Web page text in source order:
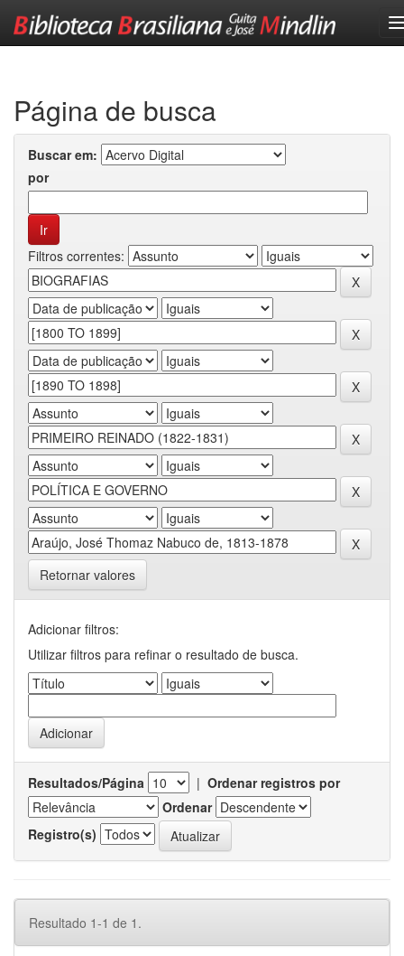
Página de busca
Buscar em:
por
Filtros correntes:
Retornar valores
Adicionar filtros:
Utilizar filtros para refinar o resultado de busca.
Resultados/Página | Ordenar registros por
Ordenar
Registro(s)
Resultado 1-1 de 1.